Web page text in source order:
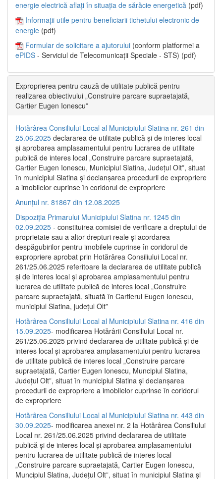
energie electrică aflați în situația de sărăcie energetică (pdf)
Informații utile pentru beneficiarii tichetului electronic de
energie (pdf)
Formular de solicitare a ajutorului (conform platformei a
ePIDS - Serviciul de Telecomunicații Speciale - STS) (pdf)
Exproprierea pentru cauză de utilitate publică pentru
realizarea obiectivului „Construire parcare supraetajată,
Cartier Eugen Ionescu”
Hotărârea Consiliului Local al Municipiului Slatina nr. 261 din
25.06.2025 declararea de utilitate publică și de interes local
și aprobarea amplasamentului pentru lucrarea de utilitate
publică de interes local „Construire parcare supraetajată,
Cartier Eugen Ionescu, Municipiul Slatina, Județul Olt”, situat
în municipiul Slatina și declanșarea procedurii de expropriere
a imobilelor cuprinse în coridorul de expropriere
Anunțul nr. 81867 din 12.08.2025
Dispoziția Primarului Municipiului Slatina nr. 1245 din
02.09.2025 - constituirea comisiei de verificare a dreptului de
proprietate sau a altor drepturi reale și acordarea
despăgubirilor pentru imobilele cuprinse în coridorul de
expropriere aprobat prin Hotărârea Consiliului Local nr.
261/25.06.2025 referitoare la declararea de utilitate publică
și de interes local și aprobarea amplasamentului pentru
lucrarea de utilitate publică de interes local „Construire
parcare supraetajată, situată în Cartierul Eugen Ionescu,
municipiul Slatina, județul Olt”
Hotărârea Consiliului Local al Municipiului Slatina nr. 416 din
15.09.2025- modificarea Hotărârii Consiliului Local nr.
261/25.06.2025 privind declararea de utilitate publică și de
interes local și aprobarea amplasamentului pentru lucrarea
de utilitate publică de interes local „Construire parcare
supraetajată, Cartier Eugen Ionescu, Muncipiul Slatina,
Județul Olt”, situat în municipiul Slatina și declanșarea
procedurii de expropriere a imobilelor cuprinse în coridorul
de expropriere
Hotărârea Consiliului Local al Municipiului Slatina nr. 443 din
30.09.2025- modificarea anexei nr. 2 la Hotărârea Consiliului
Local nr. 261/25.06.2025 privind declararea de utilitate
publică şi de interes local şi aprobarea amplasamentului
pentru lucrarea de utilitate publică de interes local
„Construire parcare supraetajată, Cartier Eugen Ionescu,
Muncipiul Slatina, Judeţul Olt”, situat în municipiul Slatina şi